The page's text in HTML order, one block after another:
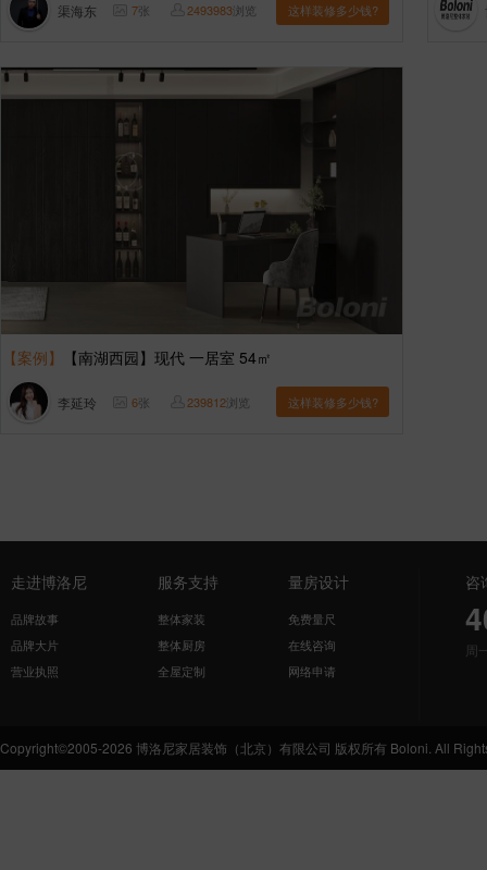
渠海东 7张 2493983浏览 这样装修多少钱?
【案例】 【南湖西园】现代 一居室 54㎡
李延玲 6张 239812浏览 这样装修多少钱?
走进博洛尼
品牌故事
品牌大片
营业执照
服务支持
整体家装
整体厨房
全屋定制
量房设计
免费量尺
在线咨询
网络申请
咨
周
Copyright©2005-2026 博洛尼家居装饰（北京）有限公司 版权所有 Boloni. All